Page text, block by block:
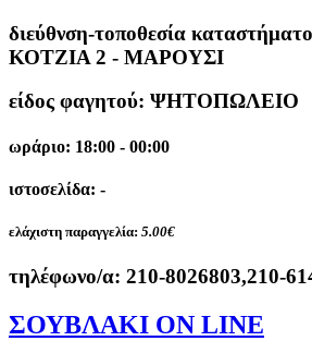
διεύθνση-τοποθεσία
ΚΟΤΖΙΑ 2 - ΜΑΡΟΥΣΙ
είδος φαγητού: ΨΗΤΟΠΩΛΕΙΟ
ωράριο: 18:00 - 00:00
ιστοσελίδα: -
ελάχιστη παραγγελία: 5.00€
τηλέφωνο/α: 210-8026803,210-
ΣΟΥΒΛΑΚΙ ON LINE